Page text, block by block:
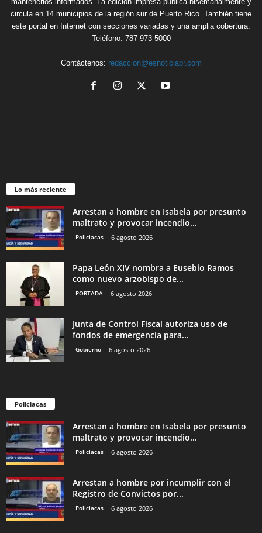
circula en 14 municipios de la región sur de Puerto Rico. También tiene
este portal en Internet con secciones variadas y una amplia cobertura.
Teléfono: 787-973-5000
Contáctenos: redaccion@esnoticiapr.com
Lo más reciente
Arrestan a hombre en Isabela por presunto
maltrato y provocar incendio...
Policiacas 6 agosto 2026
Papa León XIV nombra a Eusebio Ramos
como nuevo arzobispo de...
PORTADA 6 agosto 2026
Junta de Control Fiscal autoriza uso de
fondos de emergencia para...
Gobierno 6 agosto 2026
Policiacas
Arrestan a hombre en Isabela por presunto
maltrato y provocar incendio...
Policiacas 6 agosto 2026
Arrestan a hombre por incumplir con el
Registro de Convictos por...
Policiacas 6 agosto 2026